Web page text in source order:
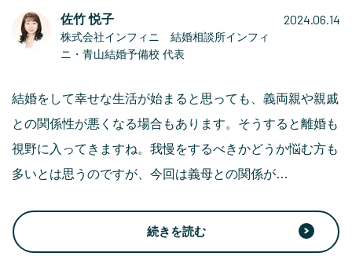
佐竹 悦子
株式会社インフィニ 結婚相談所インフィ
ニ・青山結婚予備校 代表
2024.06.14
結婚をして幸せな生活が始まると思っても、義両親や親戚
との関係性が悪くなる場合もあります。そうすると離婚も
視野に入ってきますね。我慢をするべきかどうか悩む方も
多いとは思うのですが、今回は義母との関係が…
続きを読む